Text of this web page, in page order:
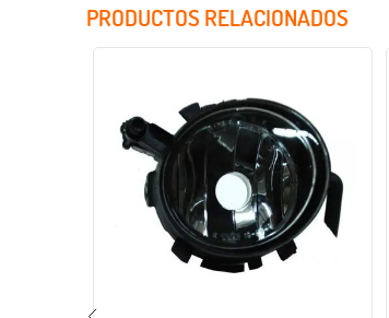
PRODUCTOS RELACIONADOS